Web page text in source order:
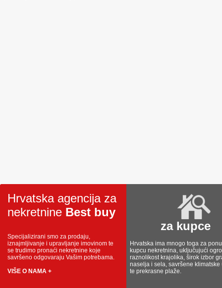
Hrvatska agencija za
nekretnine Best buy
Specijalizirani smo za prodaju,
iznajmljivanje i upravljanje imovinom te
se trudimo pronaći nekretnine koje
savršeno odgovaraju Vašim potrebama.
VIŠE O NAMA +
za kupce
Hrvatska ima mnogo toga za
kupcu nekretnina, uključujući
raznolikost krajolika, širok izbor
naselja i sela, savršene klimatske
te prekrasne plaže.